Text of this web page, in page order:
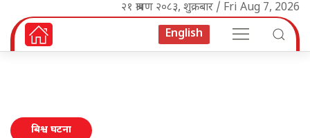
२१ श्रावण २०८३, शुक्रबार / Fri Aug 7, 2026
English
बिश्व घटना